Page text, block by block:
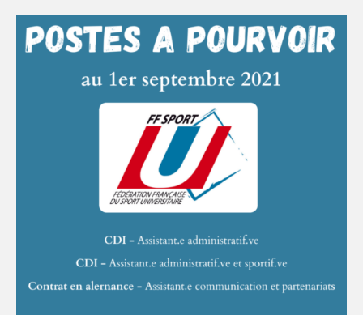
FEUILLES DE MATCH
FORMATION
COMMUNICATION
CHAMPIONNATS DE FRANCE
PHOTOTHÈQUE
LILLE
VIDÉOTHÈQUE